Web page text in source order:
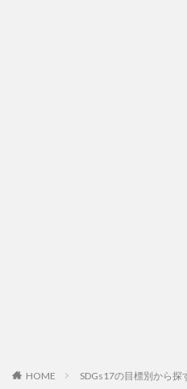
HOME SDGs17の目標別から探